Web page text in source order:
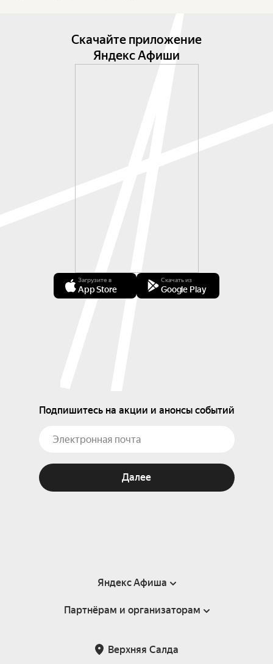
Скачайте приложение
Яндекс Афиши
Загрузите в
App Store
Скачать из
Google Play
Подпишитесь на акции и анонсы событий
Далее
Яндекс Афиша
Справка
Подарочные сертификаты
Партнёрам и организаторам
Верхняя Салда